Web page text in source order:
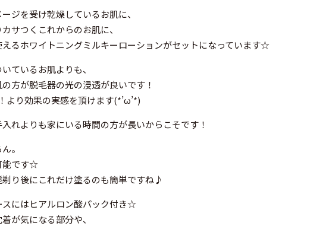
ジを受け乾燥しているお肌に、
サつくこれからのお肌に、
えるホワイトニングミルキーローションがセットになっています☆
ているお肌よりも、
方が脱毛器の光の浸透が良いです！
より効果の実感を頂けます(*’ω’*)
れよりも家にいる時間の方が長いからこそです！
。
能です☆
剃り後にこれだけ塗るのも簡単ですね♪
スにはヒアルロン酸パック付き☆
が気になる部分や、